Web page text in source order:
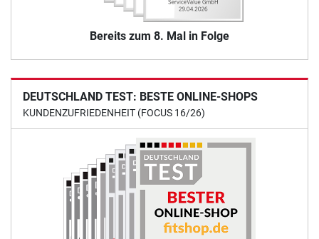
Bereits zum 8. Mal in Folge
DEUTSCHLAND TEST: BESTE ONLINE-SHOPS
KUNDENZUFRIEDENHEIT (FOCUS 16/26)